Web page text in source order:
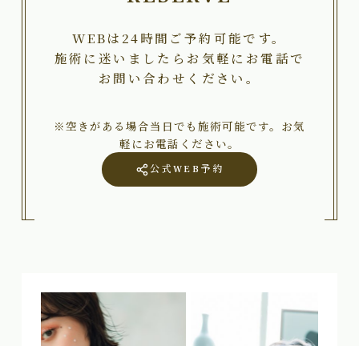
WEBは24時間ご予約可能です。
施術に迷いましたらお気軽にお電話で
お問い合わせください。
※空きがある場合当日でも施術可能です。お気
軽にお電話ください。
公式WEB予約